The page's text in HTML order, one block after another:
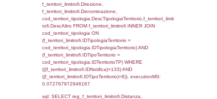
f_territori_limitrofi INNER JOIN
(f_territori_limitrofi.IDTipologiaTerritorio =
cod_territori_tipologia.IDTipologiaTerritorio
f_territori_limitrofi.IDTipoTerritorio =
cod_territori_tipologia.IDTerritorioTP )
((f_territori_limitrofi.IDNotifica) = 133 ) AND
cod_territori_tipologia.IDTerritorioTP = 1)
executionMS: 0.10160708427429